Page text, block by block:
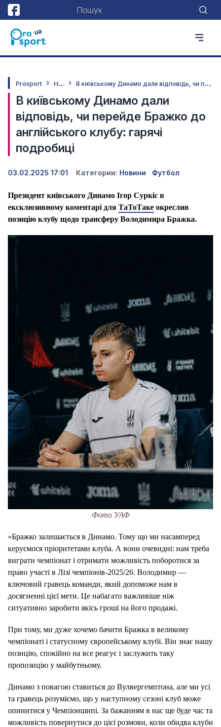
Prosport Н
овини В
київському Динамо дали відповідь, чи перейде Бражко до англійського клубу: гарячі подробиці
В київському Динамо дали
відповідь, чи перейде Бражко до
англійського клубу: гарячі
подробиці
03.02.2025 17:01 Категории: Новини Футбол
Президент київського Динамо Ігор Суркіс в
ексклюзивному коментарі для ТаТоТаке окреслив
позицію клубу щодо трансферу Володимира Бражка.
Фото УАФ
«Бражко залишається в Динамо. Тому що ми насамперед
керуємося пріоритетами клуба. А вони очевидні: нам треба
виграти чемпіонат і отримати можливість поборотися за
право участі в Лізі чемпіонів-2025/26. Володимир —
ключовий гравець команди, який допоможе нам в
досягненні цієї мети. Це набагато важливіше ніж
ситуативно заробити якісь гроші на його продажі.
При тому, ми дуже хочемо бачити Бражка в великому
чемпіонаті і статусному європейському клубі. Він знає нашу
позицію, спокійно на все реагує і заслужить таку
пропозицію у майбутньому.
Динамо з повагою ставиться до Вулвергемптона, але ми усі
та гравець розуміємо, що у наступному сезоні клуб може
опинитися у Чемпіоншипі. За бажанням в нас ще буде час та
можливість повернутися до цієї розмови, коли обидва клуби